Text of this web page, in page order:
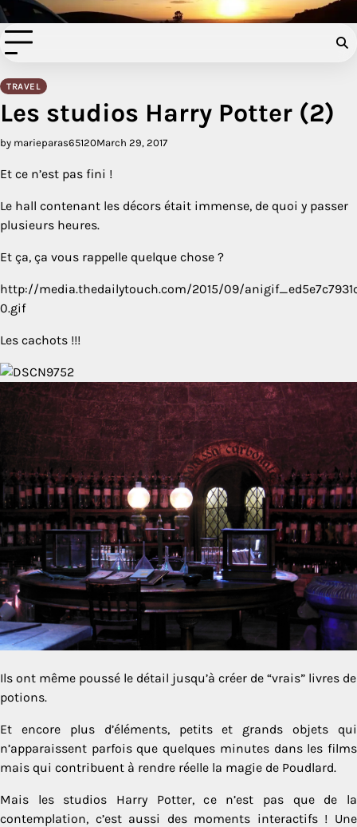
Skip
to
content
Filer à l'anglaise
TRAVEL
Les studios Harry Potter (2)
by marieparas65120March 29, 2017
Et ce n’est pas fini !
Le hall contenant les décors était immense, de quoi y passer
plusieurs heures.
Et ça, ça vous rappelle quelque chose ?
http://media.thedailytouch.com/2015/09/
0.gif
Les cachots !!!
Ils ont même poussé le détail jusqu’à créer de “vrais” livres de
potions.
Et encore plus d’éléments, petits et grands objets qui
n’apparaissent parfois que quelques minutes dans les films
mais qui contribuent à rendre réelle la magie de Poudlard.
Mais les studios Harry Potter, ce n’est pas que de la
contemplation, c’est aussi des moments interactifs ! Une